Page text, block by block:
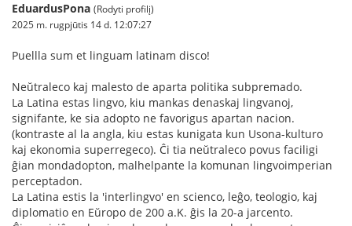
EduardusPona (Rodyti profilį)
2025 m. rugpjūtis 14 d. 12:07:27
Puellla sum et linguam latinam disco!
Neŭtraleco kaj malesto de aparta politika subpremado.
La Latina estas lingvo, kiu mankas denaskaj lingvanoj,
signifante, ke sia adopto ne favorigus apartan nacion.
(kontraste al la angla, kiu estas kunigata kun Usona-kulturo
kaj ekonomia superregeco). Ĉi tia neŭtraleco povus faciligi
ĝian mondadopton, malhelpante la komunan lingvoimperian
perceptadon.
La Latina estis la 'interlingvo' en scienco, leĝo, teologio, kaj
diplomatio en Eŭropo de 200 a.K. ĝis la 20-a jarcento.